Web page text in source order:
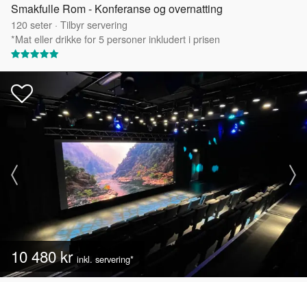
Smakfulle Rom - Konferanse og overnatting
120seter · Tilbyr servering
*Mat eller drikke for 5 personer inkludert i prisen
10 480 kr inkl. servering*